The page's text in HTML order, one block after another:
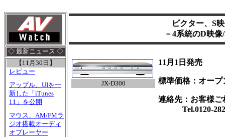
◇ 最新ニュース ◇
【11月30日】
レビュー
アップル、UIを一
新した「iTunes
11」を公開
マウス、AM/FMラ
ジオ搭載オーディ
オプレーヤー
ビクター、S
－4系統のD映
JX-D300
11月1日発売
標準価格：オープ
連絡先：お客様ご
Tel.0120-